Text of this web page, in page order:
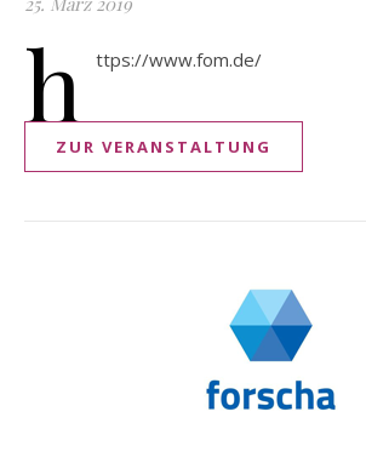
h ttps://www.fom.de/
ZUR VERANSTALTUNG